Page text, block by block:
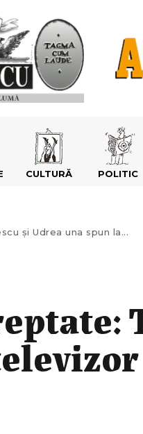
CULTURĂ POLITIC
şi Udrea una spun la...